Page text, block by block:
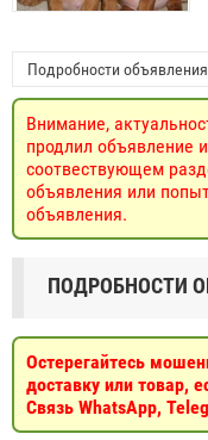
Подробности объявления
Внимание,
продлил объявление
соотвествующем
объявления или
объявления.
ПОДРОБНОСТИ
Остерегайтесь
доставку или товар,
Связь WhatsApp,